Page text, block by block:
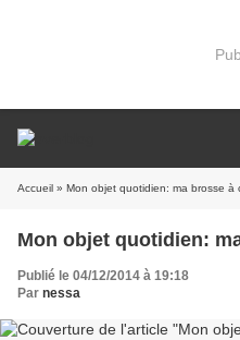
Accueil » Mon objet quotidien: ma brosse à
Mon objet quotidien:
Publié le 04/12/2014 à 19:18
Par nessa